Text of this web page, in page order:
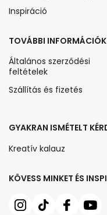
KÖVESS MINKET ÉS
Inspiráció
TOVÁBBI INFORMÁCIÓK
Általános szerződési
feltételek
Szállítás és fizetés
GYAKRAN ISMÉTELT
Kreatív kalauz